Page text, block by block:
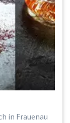
in Frauenau